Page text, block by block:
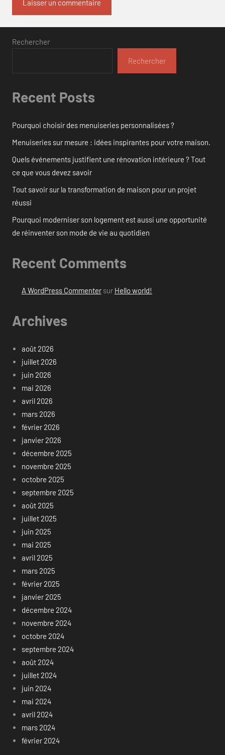
Rechercher
Rechercher
Recent Posts
Pourquoi choisir des menuiseries personnalisées ?
Menuiseries sur mesure : idées inspirantes pour votre maison.
Quels événements justifient une rénovation intérieure ? Tout
ce que vous devez savoir
Tout savoir sur la transformation de maison pour un projet
réussi
Pourquoi moderniser son logement est aussi une opportunité
de réinventer son mode de vie au quotidien
Recent Comments
A WordPress Commentersur Hello world!
Archives
août 2026
juillet 2026
juin 2026
mai 2026
avril 2026
mars 2026
février 2026
janvier 2026
décembre 2025
novembre 2025
octobre 2025
septembre 2025
août 2025
juillet 2025
juin 2025
mai 2025
avril 2025
mars 2025
février 2025
janvier 2025
décembre 2024
novembre 2024
octobre 2024
septembre 2024
août 2024
juillet 2024
juin 2024
mai 2024
avril 2024
mars 2024
février 2024